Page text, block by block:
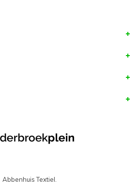
Abbenhuis Textiel.